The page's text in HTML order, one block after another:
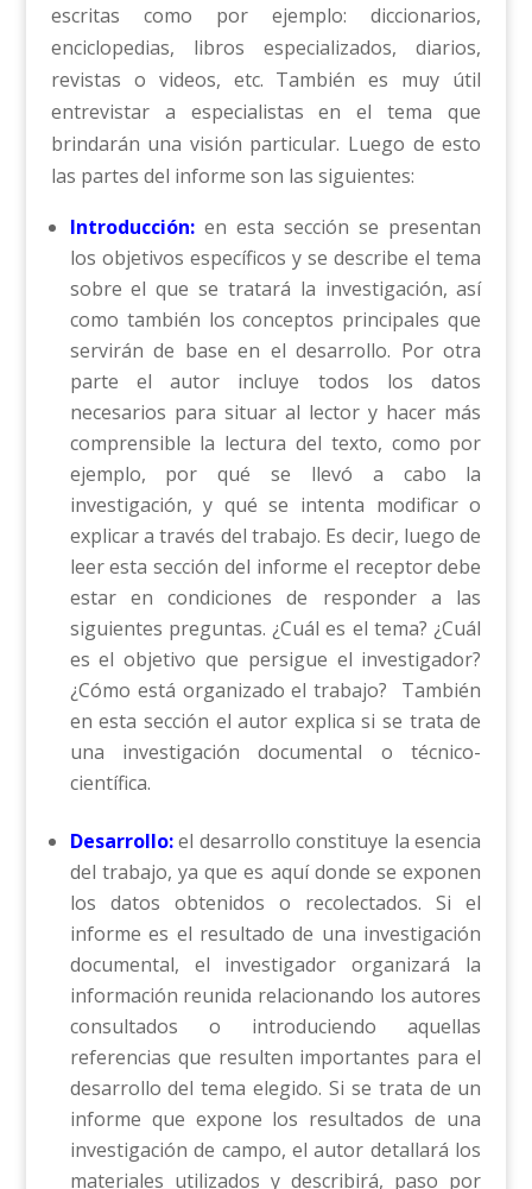
escritas como por ejemplo: diccionarios,
enciclopedias, libros especializados, diarios,
revistas o videos, etc. También es muy útil
entrevistar a especialistas en el tema que
brindarán una visión particular. Luego de esto
las partes del informe son las siguientes:
Introducción:en esta sección se presentan
los objetivos específicos y se describe el tema
sobre el que se tratará la investigación, así
como también los conceptos principales que
servirán de base en el desarrollo. Por otra
parte el autor incluye todos los datos
necesarios para situar al lector y hacer más
comprensible la lectura del texto, como por
ejemplo, por qué se llevó a cabo la
investigación, y qué se intenta modificar o
explicar a través del trabajo. Es decir, luego de
leer esta sección del informe el receptor debe
estar en condiciones de responder a las
siguientes preguntas. ¿Cuál es el tema? ¿Cuál
es el objetivo que persigue el investigador?
¿Cómo está organizado el trabajo? También
en esta sección el autor explica si se trata de
una investigación documental o técnico-
científica.
Desarrollo:el desarrollo constituye la esencia
del trabajo, ya que es aquí donde se exponen
los datos obtenidos o recolectados. Si el
informe es el resultado de una investigación
documental, el investigador organizará la
información reunida relacionando los autores
consultados o introduciendo aquellas
referencias que resulten importantes para el
desarrollo del tema elegido. Si se trata de un
informe que expone los resultados de una
investigación de campo, el autor detallará los
materiales utilizados y describirá, paso por